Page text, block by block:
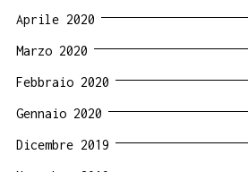
Aprile 2020
Marzo 2020
Febbraio 2020
Gennaio 2020
Dicembre 2019